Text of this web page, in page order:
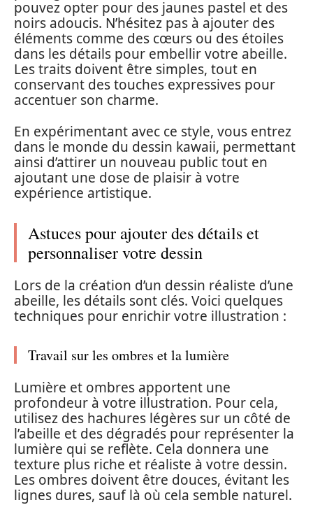
pouvez opter pour des jaunes pastel et des
noirs adoucis. N’hésitez pas à ajouter des
éléments comme des cœurs ou des étoiles
dans les détails pour embellir votre abeille.
Les traits doivent être simples, tout en
conservant des touches expressives pour
accentuer son charme.
En expérimentant avec ce style, vous entrez
dans le monde du dessin kawaii, permettant
ainsi d’attirer un nouveau public tout en
ajoutant une dose de plaisir à votre
expérience artistique.
Astuces pour ajouter des détails et
personnaliser votre dessin
Lors de la création d’un dessin réaliste d’une
abeille, les détails sont clés. Voici quelques
techniques pour enrichir votre illustration :
Travail sur les ombres et la lumière
Lumière et ombres apportent une
profondeur à votre illustration. Pour cela,
utilisez des hachures légères sur un côté de
l’abeille et des dégradés pour représenter la
lumière qui se reflète. Cela donnera une
texture plus riche et réaliste à votre dessin.
Les ombres doivent être douces, évitant les
lignes dures, sauf là où cela semble naturel.